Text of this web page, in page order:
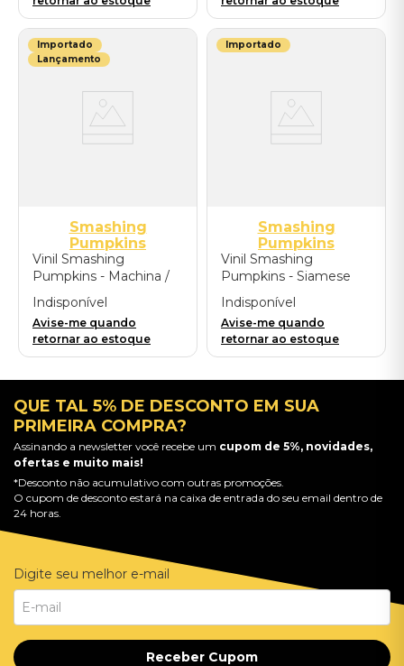
Importado
Super Deluxe 6LP) -
Importado
Importado
Lançamento
Smashing
Pumpkins
Vinil Smashing
Pumpkins - Machina /
The Machines Of God
(25th Anniversary / 2LP
2025 Remaster) -
Importado
Indisponível
Avise-me quando
retornar ao estoque
Importado
Smashing
Pumpkins
Vinil Smashing
Pumpkins - Siamese
Dream (2LP 180 Gram
Black Vinyl) - Importado
Indisponível
Avise-me quando
retornar ao estoque
QUE TAL 5% DE DESCONTO EM SUA
PRIMEIRA COMPRA?
Assinando a newsletter você recebe um cupom de 5%, novidades,
ofertas e muito mais!
*Desconto não acumulativo com outras promoções.
O cupom de desconto estará na caixa de entrada do seu email dentro de
24 horas.
Digite seu melhor e-mail
Receber Cupom